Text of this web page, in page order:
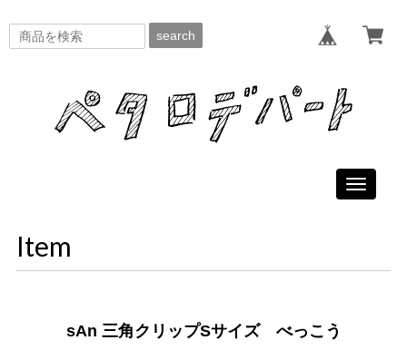
search
Toggle
Item
sAn 三角クリップSサイズ べっこう